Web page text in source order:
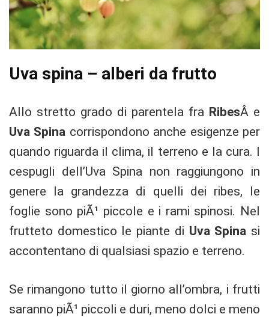
Uva spina – alberi da frutto
Allo stretto grado di parentela fra RibesÂ e
Uva Spina corrispondono anche esigenze per
quando riguarda il clima, il terreno e la cura. I
cespugli dell’Uva Spina non raggiungono in
genere la grandezza di quelli dei ribes, le
foglie sono piÃ¹ piccole e i rami spinosi. Nel
frutteto domestico le piante di Uva Spina si
accontentano di qualsiasi spazio e terreno.
Se rimangono tutto il giorno all’ombra, i frutti
saranno piÃ¹ piccoli e duri, meno dolci e meno